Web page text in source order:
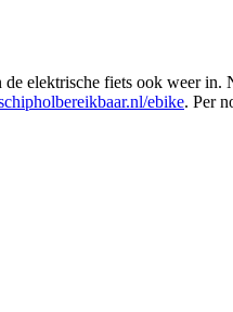
elektrische fiets ook weer in.
ebike. Per